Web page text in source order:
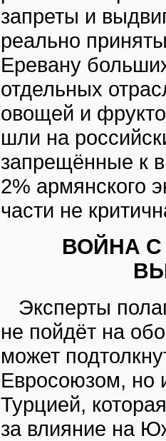
запреты и
реально
Еревану
отдельных
овощей и
шли на
запрещённые к
2% армянского
части не
ВОЙНА
Эксперты
не пойдёт на
может
Евросоюзом, но
Турцией,
за влияние на